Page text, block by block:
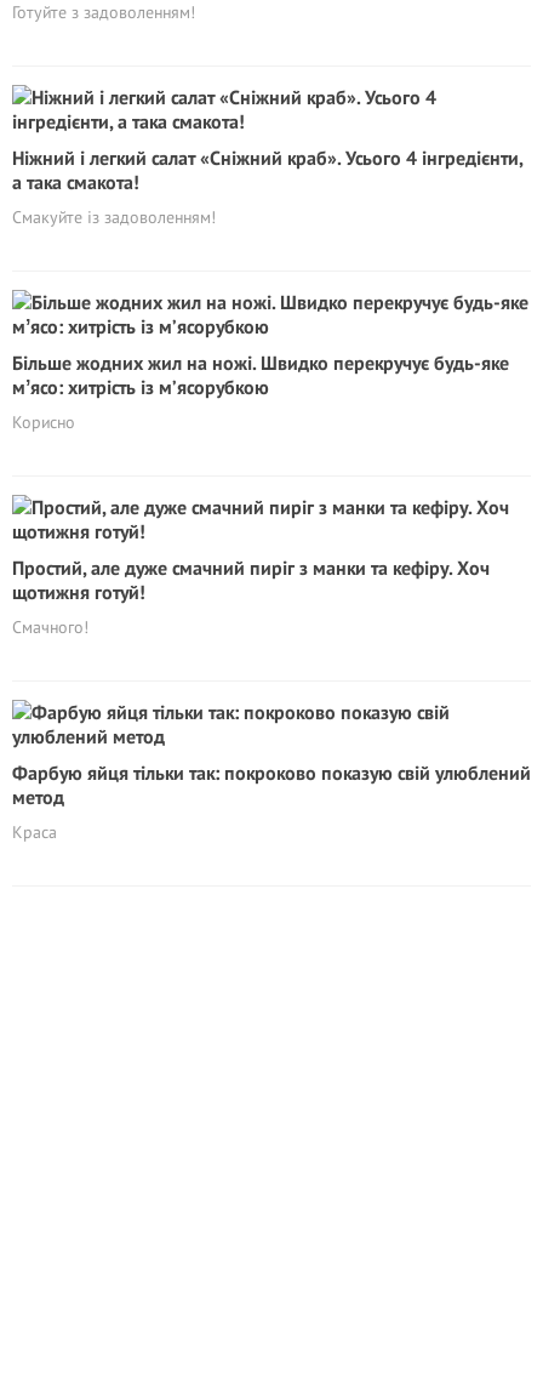
Готуйте з задоволенням!
Ніжний і легкий салат «Сніжний краб». Усього 4 інгредієнти,
а така смакота!
Смакуйте із задоволенням!
Більше жодних жил на ножі. Швидко перекручує будь-яке
мʼясо: хитрість із м’ясорубкою
Корисно
Простий, але дуже смачний пиріг з манки та кефіру. Хоч
щотижня готуй!
Смачного!
Фарбую яйця тільки так: покроково показую свій улюблений
метод
Краса